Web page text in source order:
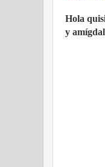
Hola
y